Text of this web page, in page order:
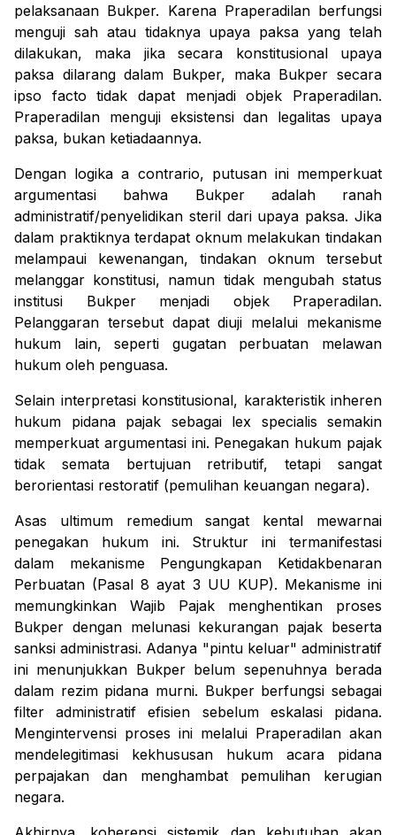
pelaksanaan Bukper. Karena Praperadilan berfungsi
menguji sah atau tidaknya upaya paksa yang telah
dilakukan, maka jika secara konstitusional upaya
paksa dilarang dalam Bukper, maka Bukper secara
ipso facto tidak dapat menjadi objek Praperadilan.
Praperadilan menguji eksistensi dan legalitas upaya
paksa, bukan ketiadaannya.
Dengan logikaa contrario, putusan ini memperkuat
argumentasi bahwa Bukper adalah ranah
administratif/penyelidikan steril dari upaya paksa. Jika
dalam praktiknya terdapat oknum melakukan tindakan
melampaui kewenangan, tindakan oknum tersebut
melanggar konstitusi, namun tidak mengubah status
institusi Bukper menjadi objek Praperadilan.
Pelanggaran tersebut dapat diuji melalui mekanisme
hukum lain, seperti gugatan perbuatan melawan
hukum oleh penguasa.
Selain interpretasi konstitusional, karakteristik inheren
hukum pidana pajak sebagai lex specialis semakin
memperkuat argumentasi ini. Penegakan hukum pajak
tidak semata bertujuan retributif, tetapi sangat
berorientasi restoratif (pemulihan keuangan negara).
Asas ultimum remediumsangat kental mewarnai
penegakan hukum ini. Struktur ini termanifestasi
dalam mekanisme Pengungkapan Ketidakbenaran
Perbuatan (Pasal 8 ayat 3 UU KUP). Mekanisme ini
memungkinkan Wajib Pajak menghentikan proses
Bukper dengan melunasi kekurangan pajak beserta
sanksi administrasi. Adanya "pintu keluar" administratif
ini menunjukkan Bukper belum sepenuhnya berada
dalam rezim pidana murni. Bukper berfungsi sebagai
filter administratif efisien sebelum eskalasi pidana.
Mengintervensi proses ini melalui Praperadilan akan
mendelegitimasi kekhususan hukum acara pidana
perpajakan dan menghambat pemulihan kerugian
negara.